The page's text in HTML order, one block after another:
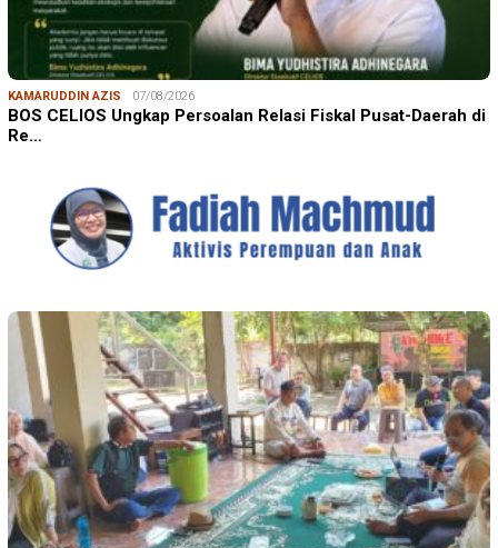
KAMARUDDIN AZIS 07/08/2026
BOS CELIOS Ungkap Persoalan Relasi Fiskal Pusat-Daerah di
Re…